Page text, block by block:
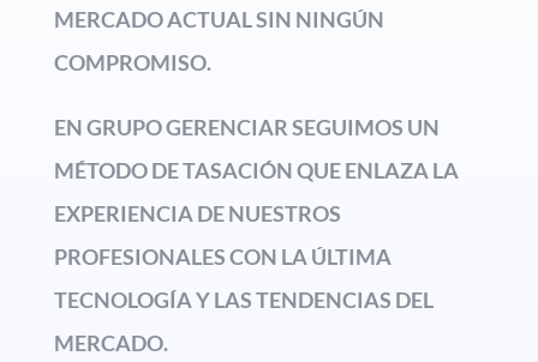
MERCADO ACTUAL SIN NINGÚN
COMPROMISO.
EN GRUPO GERENCIAR SEGUIMOS UN
MÉTODO DE TASACIÓN QUE ENLAZA LA
EXPERIENCIA DE NUESTROS
PROFESIONALES CON LA ÚLTIMA
TECNOLOGÍA Y LAS TENDENCIAS DEL
MERCADO.